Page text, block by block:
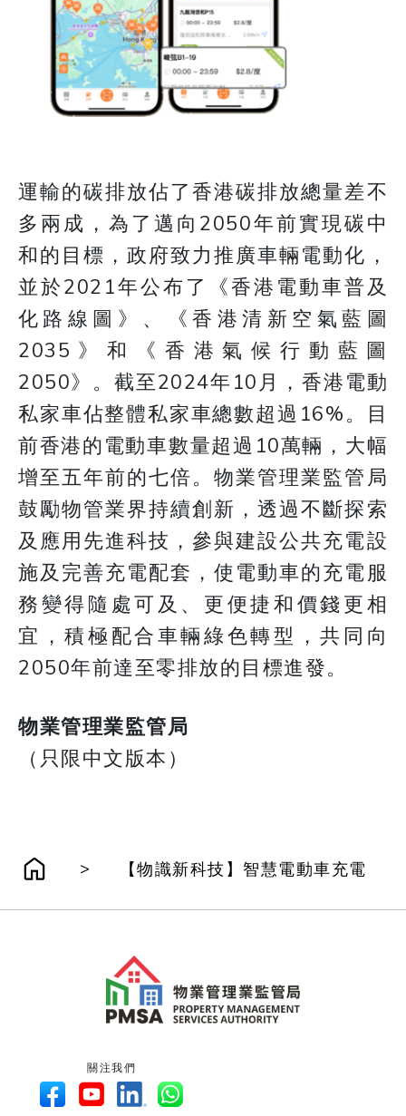
運輸的碳排放佔了香港碳排放總量差不
多兩成，為了邁向2050年前實現碳中
和的目標，政府致力推廣車輛電動化，
並於2021年公布了《香港電動車普及
化路線圖》、《香港清新空氣藍圖
2035》和《香港氣候行動藍圖
2050》。截至2024年10月，香港電動
私家車佔整體私家車總數超過16%。目
前香港的電動車數量超過10萬輛，大幅
增至五年前的七倍。物業管理業監管局
鼓勵物管業界持續創新，透過不斷探索
及應用先進科技，參與建設公共充電設
施及完善充電配套，使電動車的充電服
務變得隨處可及、更便捷和價錢更相
宜，積極配合車輛綠色轉型，共同向
2050年前達至零排放的目標進發。
物業管理業監管局
（只限中文版本）
> 【物識新科技】智慧電動車充電
關注我們